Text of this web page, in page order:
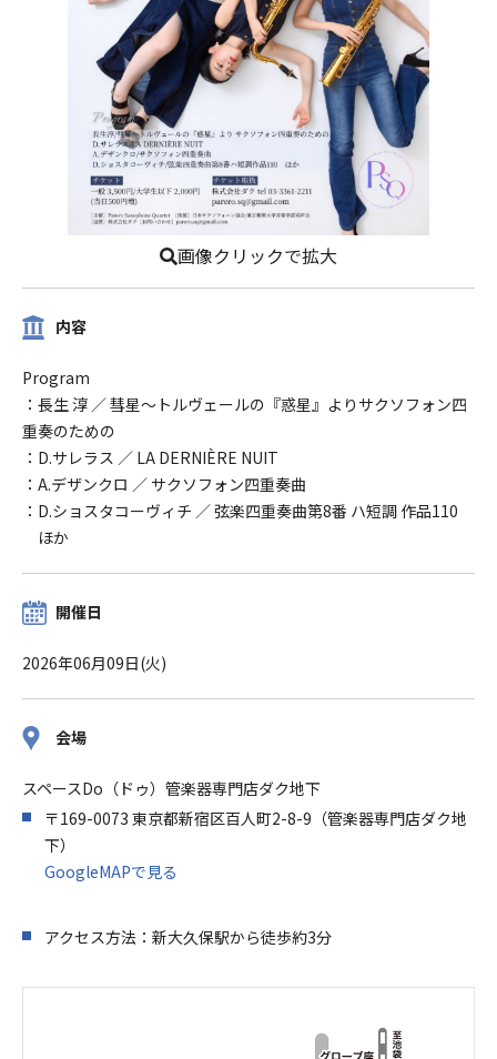
画像クリックで拡大
内容
Program
：長生 淳 ／ 彗星〜トルヴェールの『惑星』よりサクソフォン四
重奏のための
：D.サレラス ／ LA DERNIÈRE NUIT
：A.デザンクロ ／ サクソフォン四重奏曲
：D.ショスタコーヴィチ ／ 弦楽四重奏曲第8番 ハ短調 作品110
ほか
開催日
2026年06月09日(火)
会場
スペースDo（ドゥ）管楽器専門店ダク地下
〒169-0073 東京都新宿区百人町2-8-9（管楽器専門店ダク地
下）
GoogleMAPで見る
アクセス方法：新大久保駅から徒歩約3分